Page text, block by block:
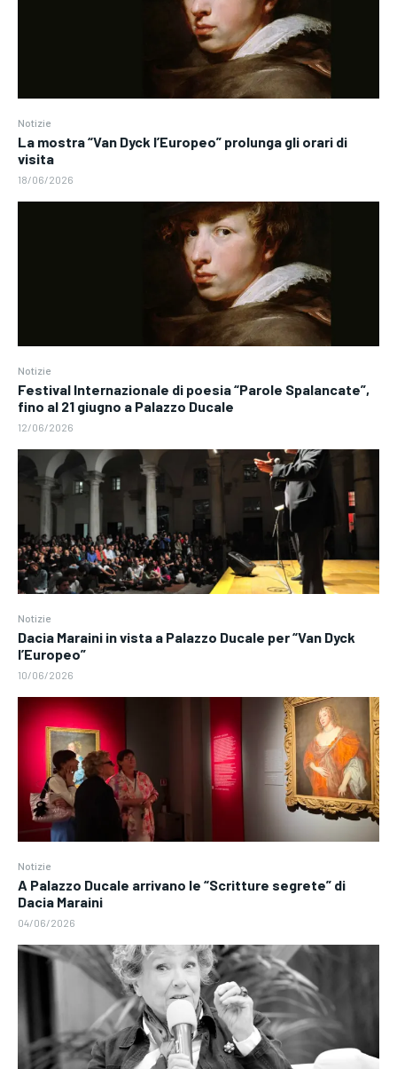
Notizie
La mostra “Van Dyck l’Europeo” prolunga gli orari di
visita
18/06/2026
Notizie
Festival Internazionale di poesia “Parole Spalancate”,
fino al 21 giugno a Palazzo Ducale
12/06/2026
Notizie
Dacia Maraini in vista a Palazzo Ducale per “Van Dyck
l’Europeo”
10/06/2026
Notizie
A Palazzo Ducale arrivano le “Scritture segrete” di
Dacia Maraini
04/06/2026